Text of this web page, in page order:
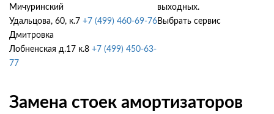
Мичуринский
Удальцова, 60, к.7 +7 (499) 460-69-76
Дмитровка
Лобненская д.17 к.8 +7 (499) 450-63-
77
выходных.
Выбрать сервис
Замена стоек амортизаторов